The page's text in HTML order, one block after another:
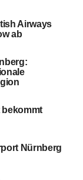
Airways
ab
bekommt
Nürnberg